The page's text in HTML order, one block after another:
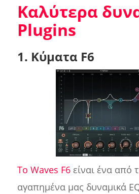
Καλύτερα
Plugins
1. Κύματα F6
Το Waves F6είναι ένα από
αγαπημένα μας δυναμικά